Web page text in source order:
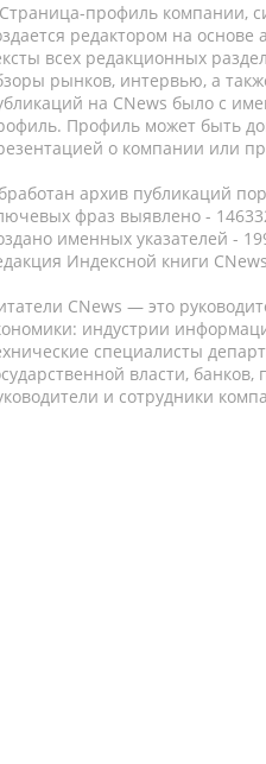
профиль компании,
редактором на
всех редакционных
рынков, интервью, а
на CNews было с
Профиль может быть
о компании или
архив публикаций
фраз выявлено -
именных указателей -
Индексной книги
CNews — это
индустрии
специалисты
власти,
и сотрудники